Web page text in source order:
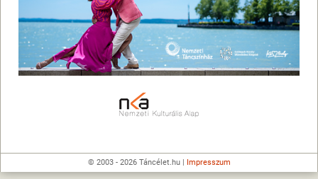
© 2003 - 2026 Táncélet.hu | Impresszum